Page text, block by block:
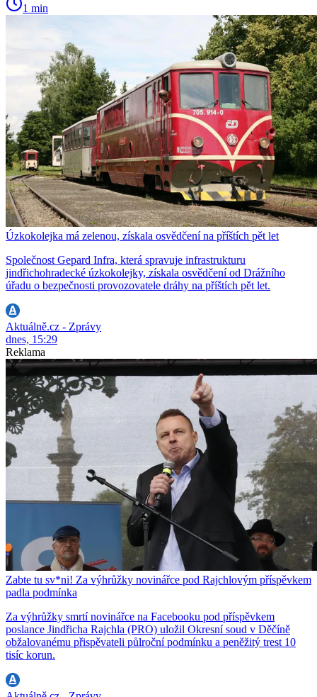
1 min
Úzkokolejka má zelenou, získala osvědčení na příštích pět let
Společnost Gepard Infra, která spravuje infrastrukturu
jindřichohradecké úzkokolejky, získala osvědčení od Drážního
úřadu o bezpečnosti provozovatele dráhy na příštích pět let.
Aktuálně.cz - Zprávy
dnes, 15:29
Reklama
Zabte tu sv*ni! Za výhrůžky novinářce pod Rajchlovým příspěvkem
padla podmínka
Za výhrůžky smrtí novinářce na Facebooku pod příspěvkem
poslance Jindřicha Rajchla (PRO) uložil Okresní soud v Děčíně
obžalovanému přispěvateli půlroční podmínku a peněžitý trest 10
tisíc korun.